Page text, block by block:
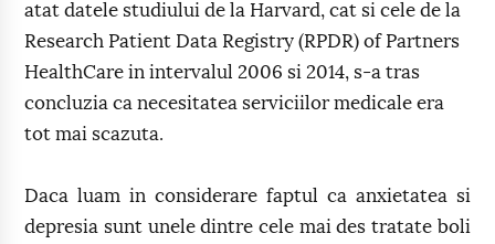
atat datele studiului de la Harvard, cat si cele de la
Research Patient Data Registry (RPDR) of Partners
HealthCare in intervalul 2006 si 2014, s-a tras
concluzia ca necesitatea serviciilor medicale era
tot mai scazuta.
Daca luam in considerare faptul ca anxietatea si
depresia sunt unele dintre cele mai des tratate boli